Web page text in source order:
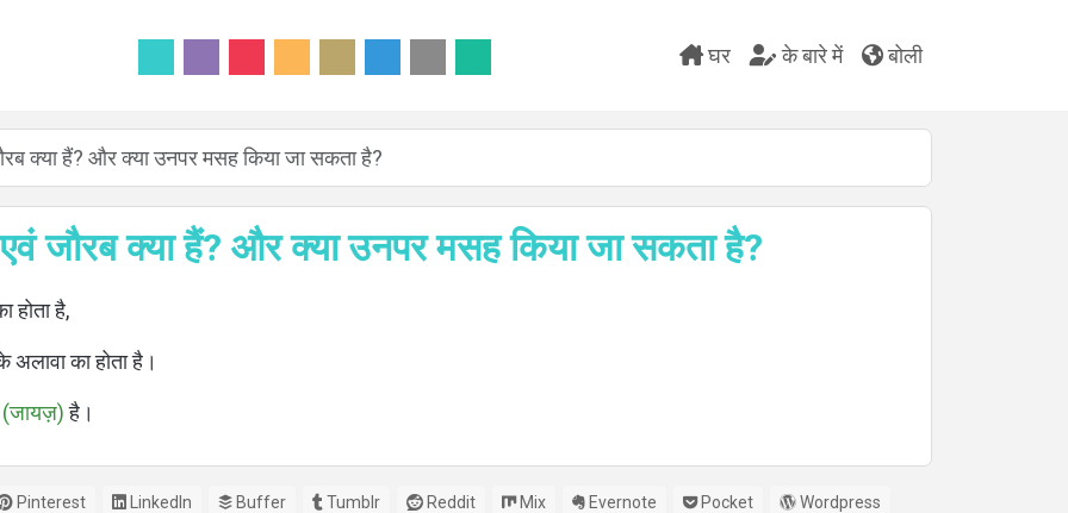
घर के बारे में बोली
क्या हैं? और क्या उनपर मसह किया जा सकता है?
जौरब क्या हैं? और क्या उनपर मसह किया जा सकता है?
होता है,
का होता है।
(जायज़)है।
Pinterest LinkedIn Buffer Tumblr Reddit Mix Evernote Pocket Wordpress